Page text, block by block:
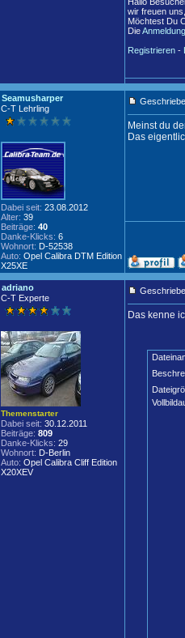
wir freuen
Möchtest Du
Die
Registrieren -
Seamusharper
C-T Lehrling
Dabei seit: 23.08.2012
Alter: 39
Beiträge: 40
Danke-Klicks: 6
Wohnort: D-52538
Auto: Opel Calibra DTM Edition
X25XE
Meinst du
Das
adriano
C-T Experte
Themenstarter
Dabei seit: 30.12.2011
Beiträge: 809
Danke-Klicks: 29
Wohnort: D-Berlin
Auto: Opel Calibra Cliff Edition
X20XEV
Das kenne